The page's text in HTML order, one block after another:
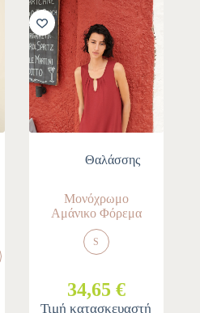
-30%
Θαλάσσης
Μονόχρωμο
Αμάνικο Φόρεμα
S
34,65 €
Τιμή κατασκευαστή